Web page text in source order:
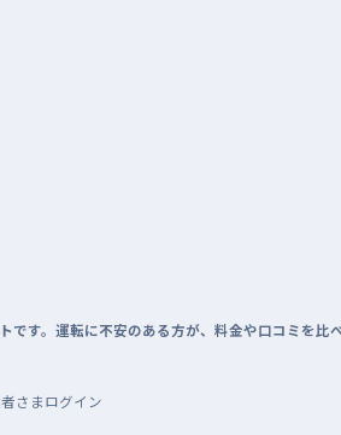
す。運転に不安のある方が、料金や口コミを比
さまログイン